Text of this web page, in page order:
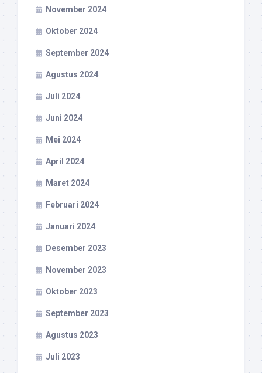
November 2024
Oktober 2024
September 2024
Agustus 2024
Juli 2024
Juni 2024
Mei 2024
April 2024
Maret 2024
Februari 2024
Januari 2024
Desember 2023
November 2023
Oktober 2023
September 2023
Agustus 2023
Juli 2023